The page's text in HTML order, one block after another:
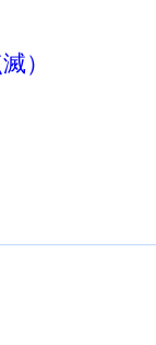
）